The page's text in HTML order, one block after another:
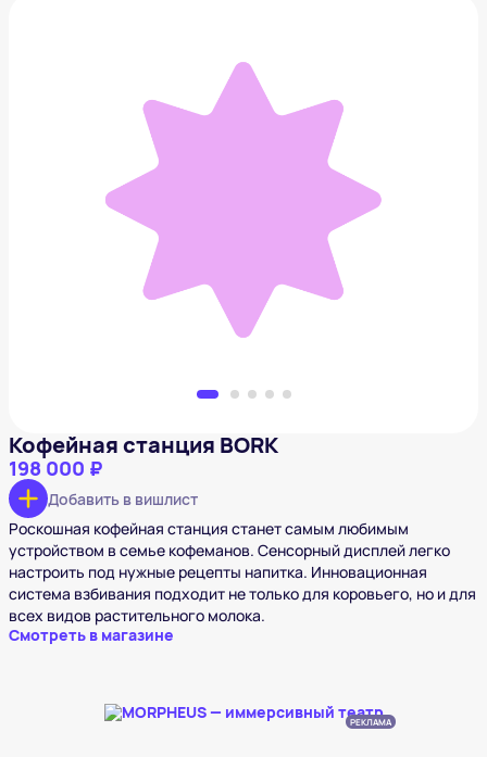
Кофейная станция BORK
198 000 ₽
Добавить в вишлист
Роскошная кофейная станция станет самым любимым
устройством в семье кофеманов. Сенсорный дисплей легко
настроить под нужные рецепты напитка. Инновационная
система взбивания подходит не только для коровьего, но и для
всех видов растительного молока.
Смотреть в магазине
РЕКЛАМА